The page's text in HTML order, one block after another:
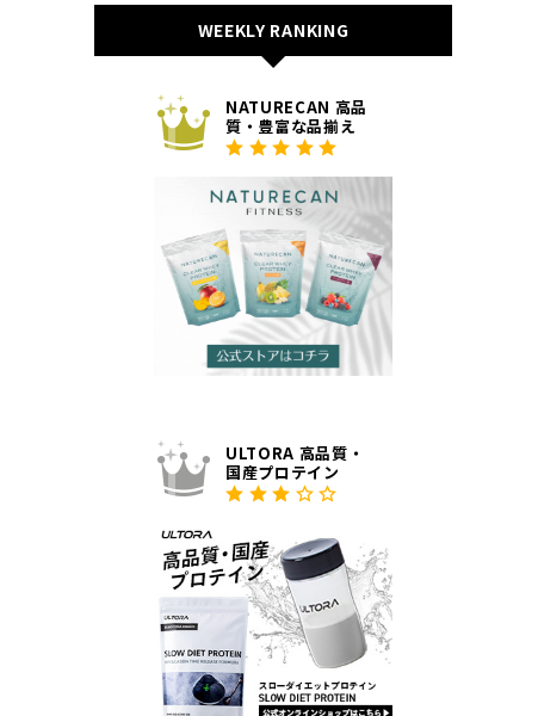
WEEKLY RANKING
NATURECAN 高品
質・豊富な品揃え
ULTORA 高品質・
国産プロテイン